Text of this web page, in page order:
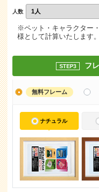
人数
※ペット・キャラクター
様として計算いたします。
STEP3 フ
無料フレーム
ナチュラル